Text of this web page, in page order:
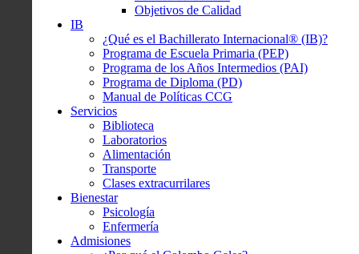
Objetivos de Calidad
IB
¿Qué es el Bachillerato Internacional® (IB)?
Programa de Escuela Primaria (PEP)
Programa de los Años Intermedios (PAI)
Programa de Diploma (PD)
Manual de Políticas CCG
Servicios
Biblioteca
Laboratorios
Alimentación
Transporte
Clases extracurrilares
Bienestar
Psicología
Enfermería
Admisiones